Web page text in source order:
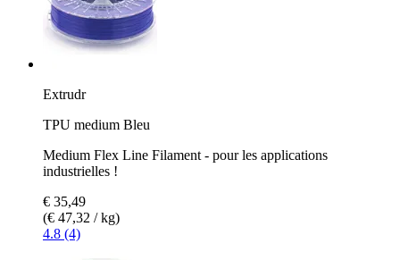
Extrudr
TPU medium Bleu
Medium Flex Line Filament - pour les applications
industrielles !
€ 35,49
(€ 47,32 / kg)
4.8 (4)